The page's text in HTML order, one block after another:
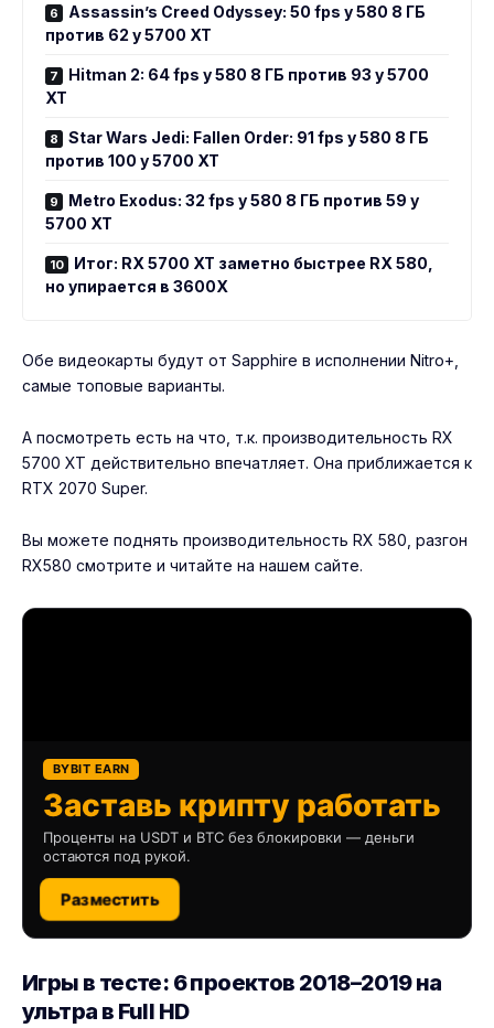
Assassin’s Creed Odyssey: 50 fps у 580 8 ГБ
против 62 у 5700 XT
Hitman 2: 64 fps у 580 8 ГБ против 93 у 5700
XT
Star Wars Jedi: Fallen Order: 91 fps у 580 8 ГБ
против 100 у 5700 XT
Metro Exodus: 32 fps у 580 8 ГБ против 59 у
5700 XT
Итог: RX 5700 XT заметно быстрее RX 580,
но упирается в 3600X
Обе видеокарты будут от Sapphire в исполнении Nitro+,
самые топовые варианты.
А посмотреть есть на что, т.к. производительность RX
5700 XT действительно впечатляет. Она приближается к
RTX 2070 Super.
Вы можете поднять производительность RX 580, разгон
RX580 смотрите и читайте на нашем сайте.
BYBIT EARN
Заставь крипту работать
Проценты на USDT и BTC без блокировки — деньги
остаются под рукой.
Разместить
Игры в тесте: 6 проектов 2018–2019 на
ультра в Full HD